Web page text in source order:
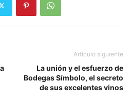
Artículo siguiente
La unión y el esfuerzo de
Bodegas Símbolo, el secreto
de sus excelentes vinos